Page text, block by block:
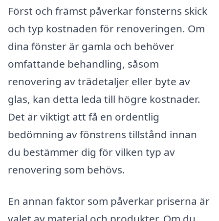
Först och främst påverkar fönsterns skick
och typ kostnaden för renoveringen. Om
dina fönster är gamla och behöver
omfattande behandling, såsom
renovering av trädetaljer eller byte av
glas, kan detta leda till högre kostnader.
Det är viktigt att få en ordentlig
bedömning av fönstrens tillstånd innan
du bestämmer dig för vilken typ av
renovering som behövs.
En annan faktor som påverkar priserna är